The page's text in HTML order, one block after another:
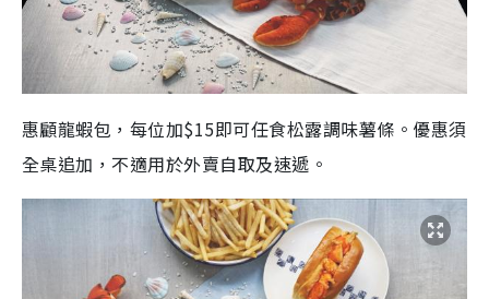
惠顧龍蝦包 ， 每位加$15即可任食松露調味薯條。 優惠須
全桌追加， 不適用於外賣自取及速遞。